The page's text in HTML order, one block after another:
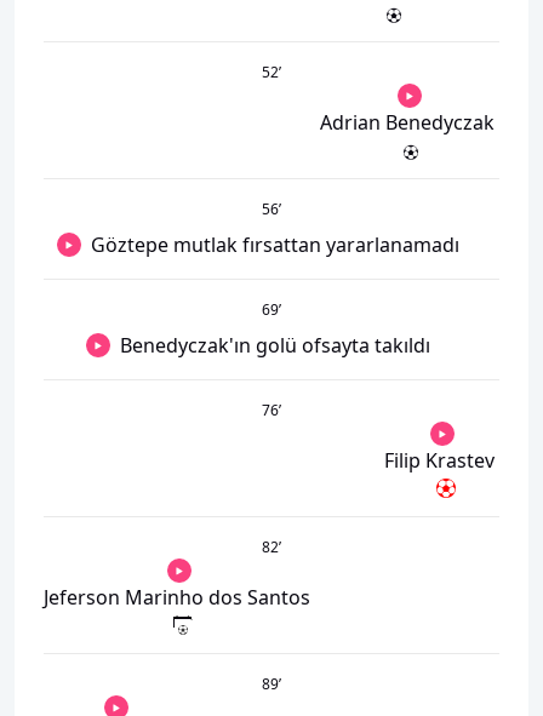
52’
Adrian Benedyczak
56’
Göztepe mutlak fırsattan yararlanamadı
69’
Benedyczak'ın golü ofsayta takıldı
76’
Filip Krastev
82’
Jeferson Marinho dos Santos
89’